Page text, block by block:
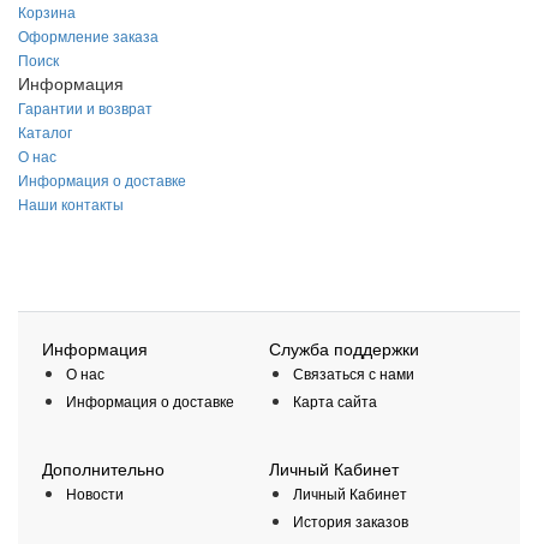
Корзина
Оформление заказа
Поиск
Информация
Гарантии и возврат
Каталог
О нас
Информация о доставке
Наши контакты
Информация
О нас
Информация о доставке
Служба поддержки
Связаться с нами
Карта сайта
Дополнительно
Новости
Личный Кабинет
Личный Кабинет
История заказов